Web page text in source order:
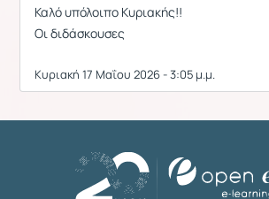
Καλό υπόλοιπο Κυριακής!!
Οι διδάσκουσες
Κυριακή 17 Μαΐου 2026 - 3:05 μ.μ.